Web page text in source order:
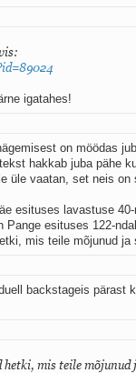
igatahes!
on möödas
hakkab juba pähe
üle vaatan, set neis on
esituses lavastuse
Pange esituses 122-
mis teile mõjunud ja
backstageis pärast
mis teile mõjunud